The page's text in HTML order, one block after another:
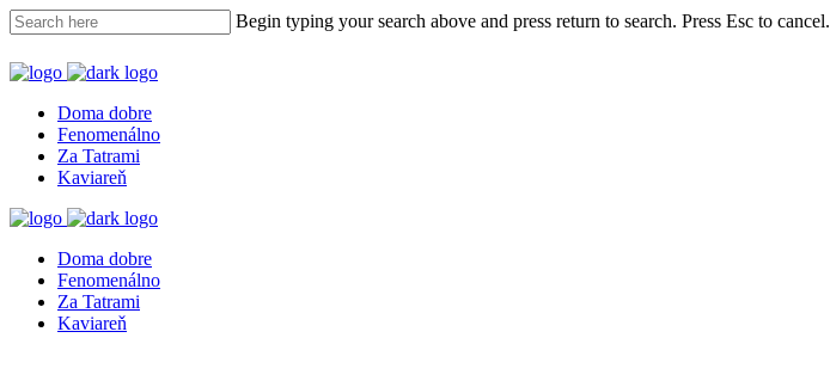
Begin typing your search above and press return to search. Press Esc to cancel.
Doma dobre
Fenomenálno
Za Tatrami
Kaviareň
Doma dobre
Fenomenálno
Za Tatrami
Kaviareň